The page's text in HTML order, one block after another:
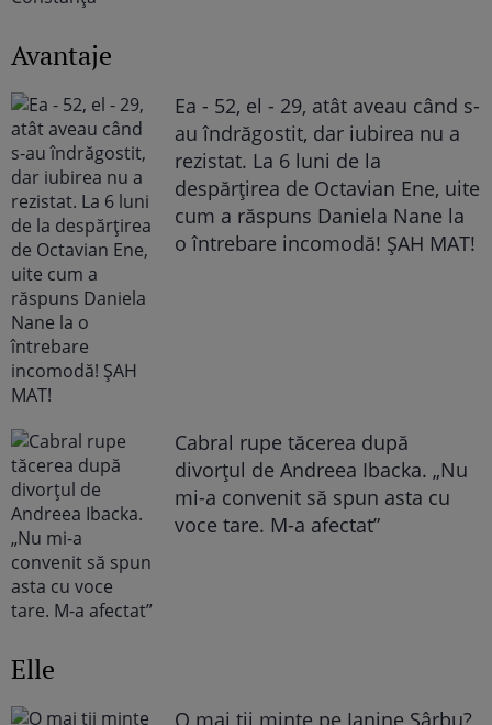
Avantaje
Ea - 52, el - 29, atât aveau când s-
au îndrăgostit, dar iubirea nu a
rezistat. La 6 luni de la
despărțirea de Octavian Ene, uite
cum a răspuns Daniela Nane la
o întrebare incomodă! ȘAH MAT!
Cabral rupe tăcerea după
divorțul de Andreea Ibacka. „Nu
mi-a convenit să spun asta cu
voce tare. M-a afectat”
Elle
O mai ții minte pe Janine Sârbu?